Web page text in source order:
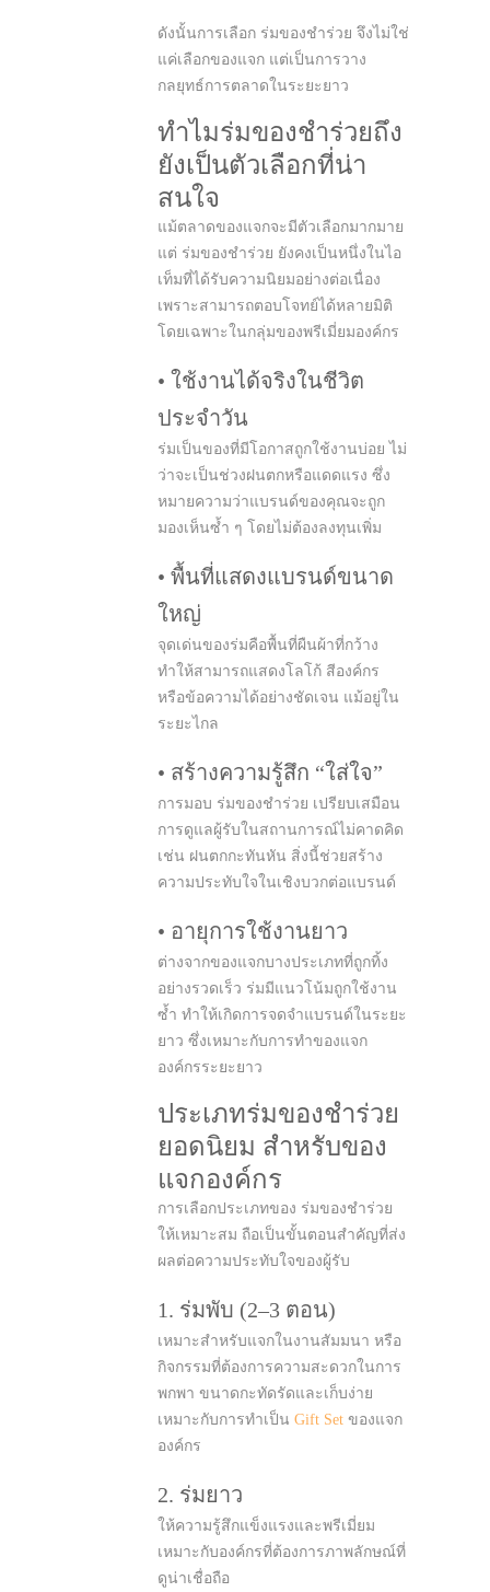
ดังนั้นการเลือก ร่มของชำร่วย จึงไม่ใช่
แค่เลือกของแจก แต่เป็นการวาง
กลยุทธ์การตลาดในระยะยาว
ทำไมร่มของชำร่วยถึง
ยังเป็นตัวเลือกที่น่า
สนใจ
แม้ตลาดของแจกจะมีตัวเลือกมากมาย
แต่ ร่มของชำร่วย ยังคงเป็นหนึ่งในไอ
เท็มที่ได้รับความนิยมอย่างต่อเนื่อง
เพราะสามารถตอบโจทย์ได้หลายมิติ
โดยเฉพาะในกลุ่มของพรีเมี่ยมองค์กร
• ใช้งานได้จริงในชีวิต
ประจำวัน
ร่มเป็นของที่มีโอกาสถูกใช้งานบ่อย ไม่
ว่าจะเป็นช่วงฝนตกหรือแดดแรง ซึ่ง
หมายความว่าแบรนด์ของคุณจะถูก
มองเห็นซ้ำ ๆ โดยไม่ต้องลงทุนเพิ่ม
• พื้นที่แสดงแบรนด์ขนาด
ใหญ่
จุดเด่นของร่มคือพื้นที่ผืนผ้าที่กว้าง
ทำให้สามารถแสดงโลโก้ สีองค์กร
หรือข้อความได้อย่างชัดเจน แม้อยู่ใน
ระยะไกล
• สร้างความรู้สึก “ใส่ใจ”
การมอบ ร่มของชำร่วย เปรียบเสมือน
การดูแลผู้รับในสถานการณ์ไม่คาดคิด
เช่น ฝนตกกะทันหัน สิ่งนี้ช่วยสร้าง
ความประทับใจในเชิงบวกต่อแบรนด์
• อายุการใช้งานยาว
ต่างจากของแจกบางประเภทที่ถูกทิ้ง
อย่างรวดเร็ว ร่มมีแนวโน้มถูกใช้งาน
ซ้ำ ทำให้เกิดการจดจำแบรนด์ในระยะ
ยาว ซึ่งเหมาะกับการทำของแจก
องค์กรระยะยาว
ประเภทร่มของชำร่วย
ยอดนิยม สำหรับของ
แจกองค์กร
การเลือกประเภทของ ร่มของชำร่วย
ให้เหมาะสม ถือเป็นขั้นตอนสำคัญที่ส่ง
ผลต่อความประทับใจของผู้รับ
1. ร่มพับ (2–3 ตอน)
เหมาะสำหรับแจกในงานสัมมนา หรือ
กิจกรรมที่ต้องการความสะดวกในการ
พกพา ขนาดกะทัดรัดและเก็บง่าย
เหมาะกับการทำเป็น Gift Set ของแจก
องค์กร
2. ร่มยาว
ให้ความรู้สึกแข็งแรงและพรีเมี่ยม
เหมาะกับองค์กรที่ต้องการภาพลักษณ์ที่
ดูน่าเชื่อถือ